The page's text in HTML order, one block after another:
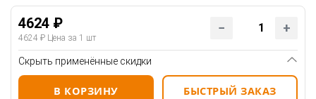
4624 ₽
4624 ₽ Цена за 1 шт
Скрыть применённые скидки
В КОРЗИНУ БЫСТРЫЙ ЗАКАЗ